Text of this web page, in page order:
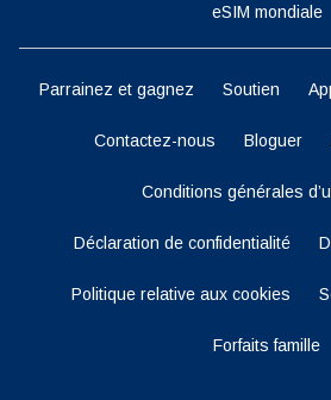
eSIM mondiale
Parrainez et gagnez Soutien
Contactez-nous Bloguer
Conditions générales
Déclaration de confidentialité
Politique relative aux cookies
Forfaits famille